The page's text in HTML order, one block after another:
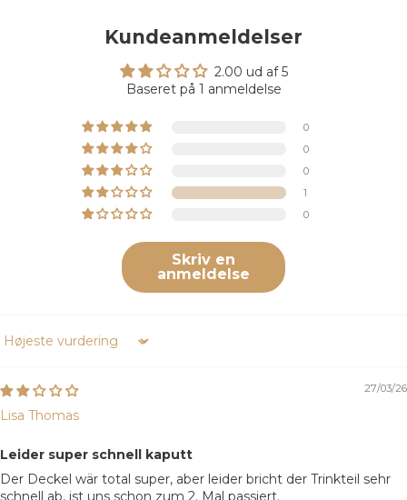
Kundeanmeldelser
2.00 ud af 5
Baseret på 1 anmeldelse
0
0
0
1
0
Skriv en
anmeldelse
Sort by
27/03/26
Lisa Thomas
Leider super schnell kaputt
Der Deckel wär total super, aber leider bricht der Trinkteil sehr
schnell ab, ist uns schon zum 2. Mal passiert.